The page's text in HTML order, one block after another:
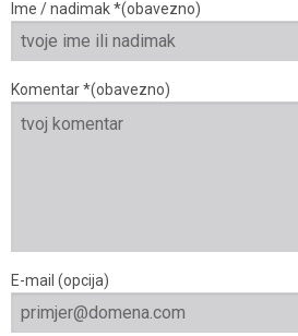
Ime / nadimak *(obavezno)
Komentar *(obavezno)
E-mail (opcija)